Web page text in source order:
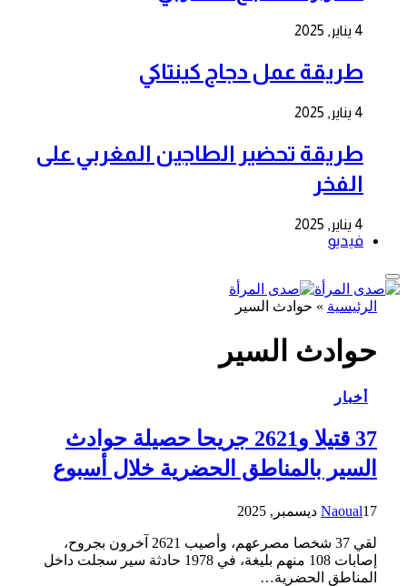
4 يناير, 2025
طريقة عمل دجاج كينتاكي
4 يناير, 2025
طريقة تحضير الطاجين المغربي على
الفخر
4 يناير, 2025
فيديو
الرئيسية » حوادث السير
حوادث السير
أخبار
37 قتيلا و2621 جريحا حصيلة حوادث
السير بالمناطق الحضرية خلال أسبوع
Naoual17 ديسمبر, 2025
لقي 37 شخصا مصرعهم، وأصيب 2621 آخرون بجروح،
إصابات 108 منهم بليغة، في 1978 حادثة سير سجلت داخل
المناطق الحضرية…